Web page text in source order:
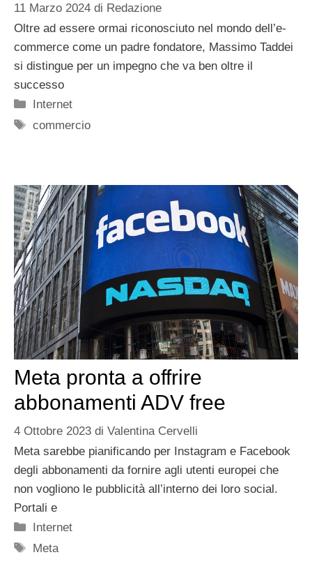
11 Marzo 2024 di Redazione
Oltre ad essere ormai riconosciuto nel mondo dell’e-
commerce come un padre fondatore, Massimo Taddei
si distingue per un impegno che va ben oltre il
successo
Categorie
Internet
Tag
commercio
Meta pronta a offrire
abbonamenti ADV free
4 Ottobre 2023 di Valentina Cervelli
Meta sarebbe pianificando per Instagram e Facebook
degli abbonamenti da fornire agli utenti europei che
non vogliono le pubblicità all’interno dei loro social.
Portali e
Categorie
Internet
Tag
Meta